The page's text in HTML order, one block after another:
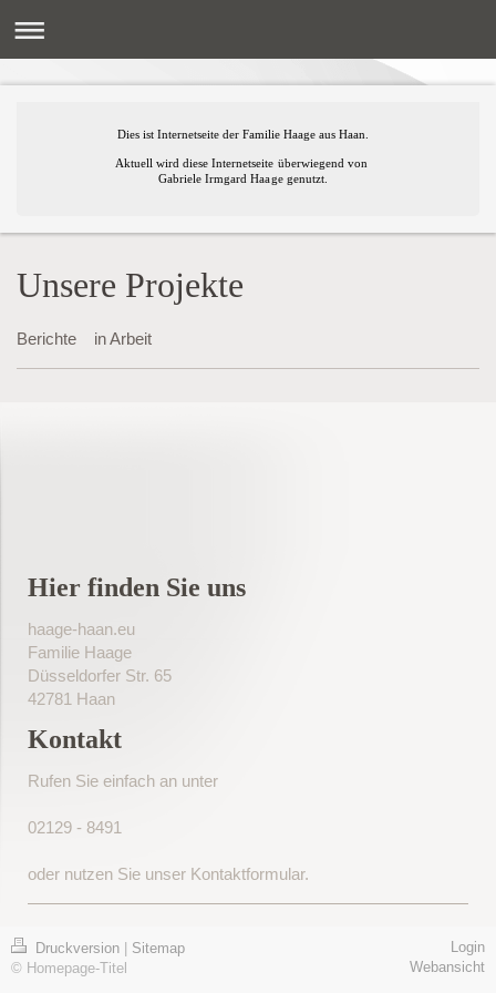
Dies ist Internetseite der Familie Haage aus Haan.
Aktuell wird diese Internetseite überwiegend von
Gabriele Irmgard Haage genutzt.
Unsere Projekte
Berichte in Arbeit
Hier finden Sie uns
haage-haan.eu
Familie Haage
Düsseldorfer Str. 65
42781 Haan
Kontakt
Rufen Sie einfach an unter
02129 - 8491
oder nutzen Sie unser Kontaktformular.
Druckversion
Sitemap
© Homepage-Titel
Login
Webansicht